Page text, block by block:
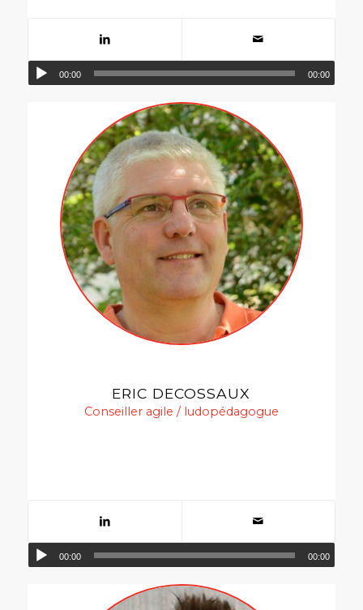
00:00 00:00
ERIC DECOSSAUX
Conseiller agile / ludopédagogue
00:00 00:00